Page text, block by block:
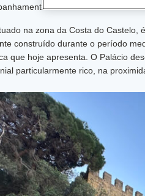
da Divisão de
na zona da Costa do
construído durante o período
que hoje apresenta. O Palácio
particularmente rico, na